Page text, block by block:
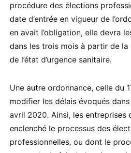
procédure des élections
date d’entrée en vigueur de
en avait l’obligation, elle devra
dans les trois mois à partir de la
de l’état d’urgence sanitaire.
Une autre ordonnance, celle du
modifier les délais évoqués dans
avril 2020. Ainsi, les entreprises
enclenché le processus des
professionnelles, ou dont le